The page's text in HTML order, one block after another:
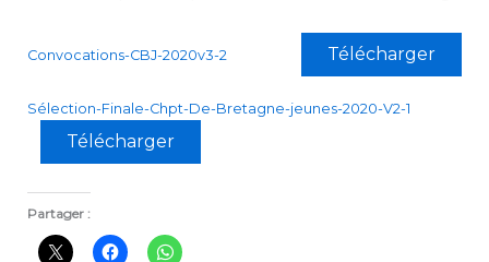
Convocations-CBJ-2020v3-2 Télécharger
Sélection-Finale-Chpt-De-Bretagne-jeunes-2020-V2-1
Télécharger
Partager :